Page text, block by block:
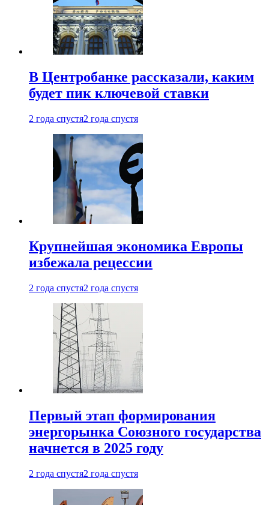
В Центробанке рассказали, каким
будет пик ключевой ставки
2 года спустя2 года спустя
Крупнейшая экономика Европы
избежала рецессии
2 года спустя2 года спустя
Первый этап формирования
энергорынка Союзного государства
начнется в 2025 году
2 года спустя2 года спустя